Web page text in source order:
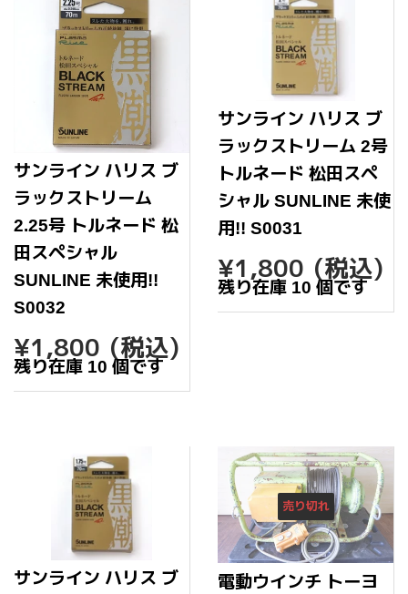
サンライン ハリス ブ
ラックストリーム
2.25号 トルネード 松
田スペシャル
SUNLINE 未使用!!
S0032
通
常
価
格
¥1,800 ¥1,800
(税込)
残り在庫 10 個です
サンライン ハリス ブ
ラックストリーム 2号
トルネード 松田スペ
シャル SUNLINE 未使
用!! S0031
通
常
価
格
¥1,800 (税込)
残り在庫 10 個です
サンライン ハリス ブ
売り切れ
電動ウインチ トーヨ